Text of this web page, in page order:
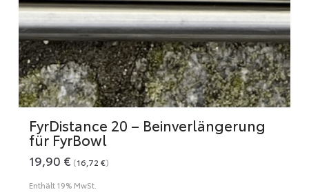
FyrDistance 20 – Beinverlängerung
für FyrBowl
19,90 € (16,72 €)
Enthält 19% MwSt.